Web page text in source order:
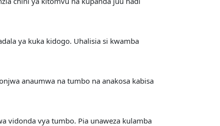
ya kuka kidogo. Uhalisia si kwamba
anaumwa na tumbo na anakosa kabisa
vidonda vya tumbo. Pia unaweza kulamba